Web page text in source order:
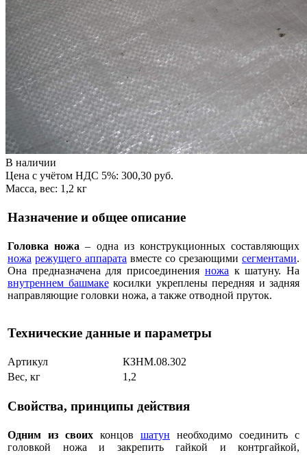
В наличии
Цена с учётом НДС 5%: 300,30 руб.
Масса, вес: 1,2 кг
Назначение и общее описание
Головка ножа – одна из конструкционных составляющих
ножа режущего аппарата вместе со срезающими сегментами.
Она предназначена для присоединения ножа к шатуну. На
внутреннем башмакекосилки укреплены передняя и задняя
направляющие головки ножа, а также отводной пруток.
Технические данные и параметры
Артикул
КЗНМ.08.302
Вес, кг
1,2
Свойства, принципы действия
Одним из своих концов шатун необходимо соединить с
головкой ножа и закрепить гайкой и контргайкой,